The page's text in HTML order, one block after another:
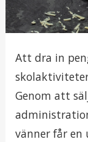
Att dra in
Genom att
vänner får en